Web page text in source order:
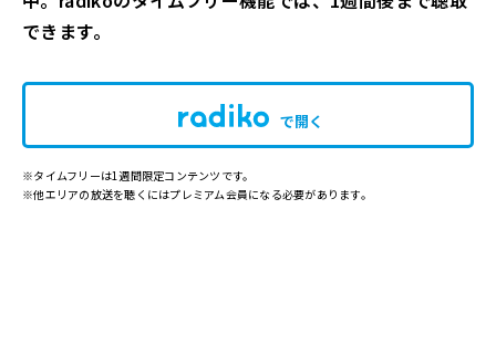
できます。
で開く
※タイムフリーは1週間限定コンテンツです。
※他エリアの放送を聴くにはプレミアム会員になる必要があります。